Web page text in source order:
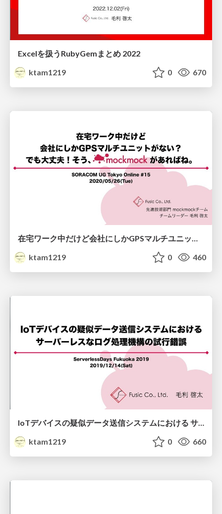
Excelを扱うRubyGemまとめ 2022
ktam1219
0 670
ktam1219
0 460
IoTデバイスの疑似データ送信システムにおける サーバーレスなログ処理機構の試行錯誤
ktam1219
0 660